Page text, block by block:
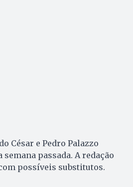
César e Pedro Palazzo
semana passada. A redação
possíveis substitutos.